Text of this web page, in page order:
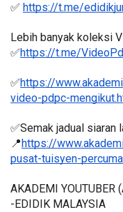
✅ https://t.me/
Lebih banyak koleksi
✅https://t.me/
✅https://
video-pdpc-
✅Semak jadual siaran
📍https://
pusat-tuisyen-
AKADEMI YOUTUBER
-EDIDIK MALAYSIA